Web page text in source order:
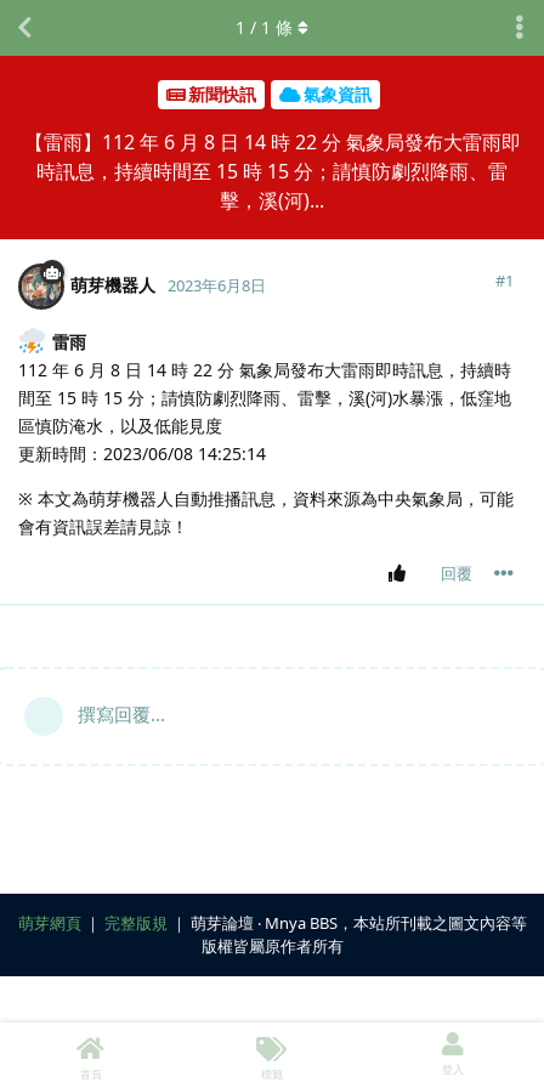
新聞快訊 氣象資訊
【雷雨】112 年 6 月 8 日 14 時 22 分 氣象局發布大雷雨即
時訊息，持續時間至 15 時 15 分；請慎防劇烈降雨、雷
擊，溪(河)...
1 / 1 條
萌芽機器人 2023年6月8日 #1
雷雨
112 年 6 月 8 日 14 時 22 分 氣象局發布大雷雨即時訊息，持續時
間至 15 時 15 分；請慎防劇烈降雨、雷擊，溪(河)水暴漲，低窪地
區慎防淹水，以及低能見度
更新時間：2023/06/08 14:25:14
※ 本文為萌芽機器人自動推播訊息，資料來源為中央氣象局，可能
會有資訊誤差請見諒！
回覆
撰寫回覆...
萌芽網頁｜ 完整版規 ｜ 萌芽論壇 ‧ Mnya BBS，本站所刊載之圖文內容等
版權皆屬原作者所有
首頁 標籤 登入